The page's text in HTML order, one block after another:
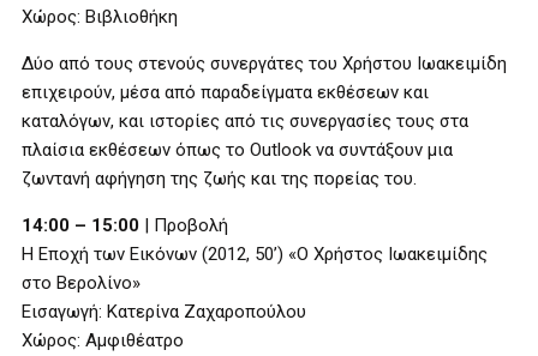
Χώρος: Βιβλιοθήκη
Δύο από τους στενούς συνεργάτες του Χρήστου Ιωακειμίδη
επιχειρούν, μέσα από παραδείγματα εκθέσεων και
καταλόγων, και ιστορίες από τις συνεργασίες τους στα
πλαίσια εκθέσεων όπως το Outlook να συντάξουν μια
ζωντανή αφήγηση της ζωής και της πορείας του.
14:00 – 15:00 | Προβολή
Η Εποχή των Εικόνων (2012, 50’) «Ο Χρήστος Ιωακειμίδης
στο Βερολίνο»
Εισαγωγή: Κατερίνα Ζαχαροπούλου
Χώρος: Αμφιθέατρο